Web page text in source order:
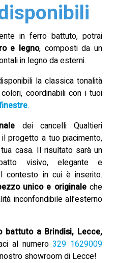
in ferro battuto, potrai
e legno, composti da un
in legno da esterni.
la classica tonalità
coordinabili con i tuoi
.
dei cancelli Qualtieri
progetto a tuo piacimento,
casa. Il risultato sarà un
visivo, elegante e
contesto in cui è inserito.
unico e originaleche
inconfondibile all’esterno
battuto a Brindisi, Lecce,
al numero329 1629009
showroom di Lecce!